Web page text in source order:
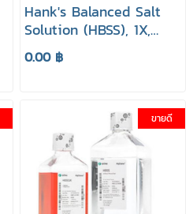
Hank's Balanced Salt
Solution (HBSS), 1X,
without Calcium,
Magnesium, Phenol Red
0.00 ฿
ขายดี